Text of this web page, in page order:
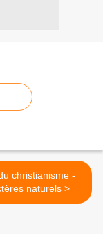
christianisme -
Caractères naturels >